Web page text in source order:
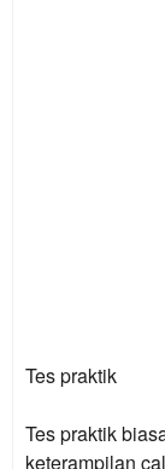
Tes praktik
Tes praktik
keterampilan